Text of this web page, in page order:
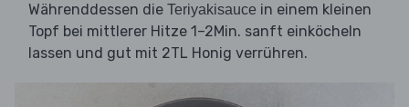
Währenddessen die Teriyakisauce in einem kleinen
Topf bei mittlerer Hitze 1–2Min. sanft einköcheln
lassen und gut mit 2TL Honig verrühren.